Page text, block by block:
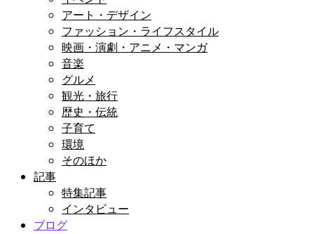
アート・デザイン
ファッション・ライフスタイル
映画・演劇・アニメ・マンガ
音楽
グルメ
観光・旅行
歴史・伝統
子育て
環境
そのほか
記事
特集記事
インタビュー
ブログ